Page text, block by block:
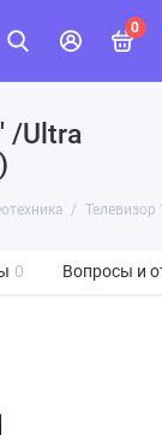
0
/Ultra
Телевизор
0 Вопросы и